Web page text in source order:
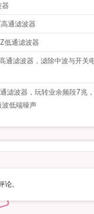
器
通滤波器
低通滤波器
通滤波器，滤除中波与开关
滤波器，玩转业余频段7兆
低端噪声
。